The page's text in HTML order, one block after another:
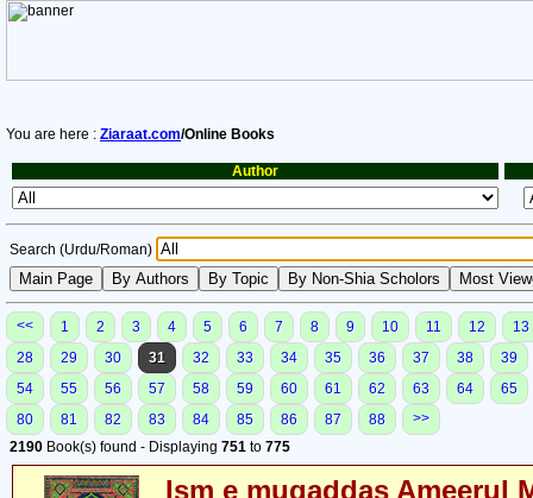
You are here : Ziaraat.com/Online Books
Author
Search (Urdu/Roman)
<< 1 2 3 4 5 6 7 8 9 10 11 12
13
28
29 30 31 32 33 34 35 36 37 38
39
54
55 56 57 58 59 60 61 62 63 64
65
80
81 82 83 84 85 86 87 88
>>
2190 Book(s) found - Displaying 751 to 775
Ism e muqaddas Ameerul